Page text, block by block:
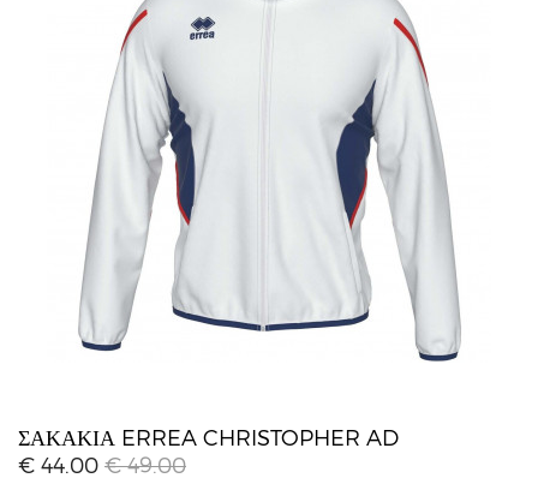
ΣΑΚΆΚΙΑ ERREA CHRISTOPHER AD
€ 44.00 € 49.00